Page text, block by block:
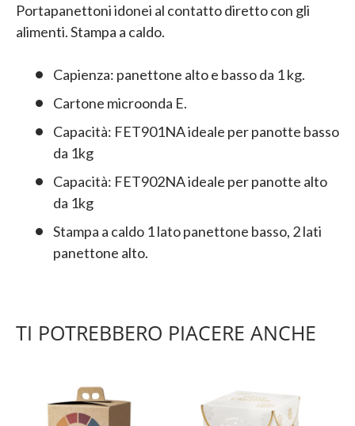
Portapanettoni idonei al contatto diretto con gli
alimenti. Stampa a caldo.
Capienza: panettone alto e basso da 1 kg.
Cartone microonda E.
Capacità: FET901NA ideale per panotte basso
da 1kg
Capacità: FET902NA ideale per panotte alto
da 1kg
Stampa a caldo 1 lato panettone basso, 2 lati
panettone alto.
TI POTREBBERO PIACERE ANCHE